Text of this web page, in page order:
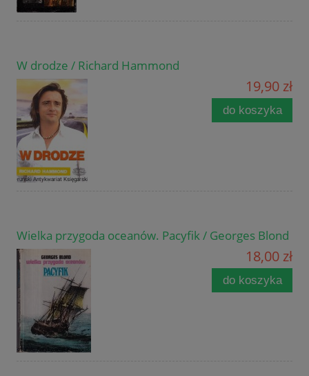
W drodze / Richard Hammond
19,90 zł
do koszyka
Wielka przygoda oceanów. Pacyfik / Georges Blond
18,00 zł
do koszyka